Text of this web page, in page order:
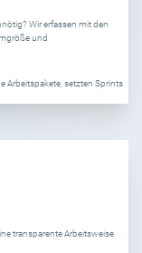
Wir erfassen mit den
und
Arbeitspakete, setzten Sprints
transparente Arbeitsweise